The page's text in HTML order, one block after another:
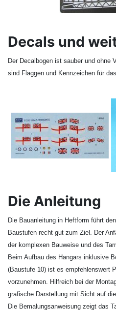
Decals und
Der Decalbogen ist sauber und ohne
sind Flaggen und Kennzeichen für
Die Anleitung
Die Bauanleitung in Heftform führt
Baustufen recht gut zum Ziel. Der
der komplexen Bauweise und des
Beim Aufbau des Hangars inklusive
(Baustufe 10) ist es empfehlenswert
vorzunehmen. Hilfreich bei der
grafische Darstellung mit Sicht auf
Die Bemalungsanweisung zeigt das